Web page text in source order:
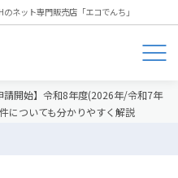
ネット専門販売店「エコでんち」
請開始】令和8年度(2026年/令和7年
についても分かりやすく解説